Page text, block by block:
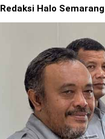
Redaksi Halo Semarang